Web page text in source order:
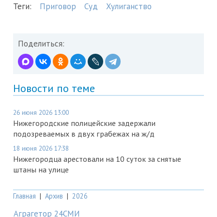
Теги: Приговор Суд Хулиганство
Поделиться:
Новости по теме
26 июня 2026 13:00
Нижегородские полицейские задержали
подозреваемых в двух грабежах на ж/д
18 июня 2026 17:38
Нижегородца арестовали на 10 суток за снятые
штаны на улице
Главная | Архив | 2026
Аграгетор 24СМИ